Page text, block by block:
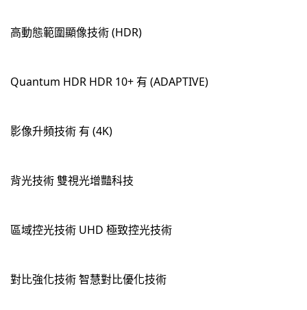
高動態範圍顯像技術 (HDR)
Quantum HDR HDR 10+ 有 (ADAPTIVE)
影像升頻技術 有 (4K)
背光技術 雙視光增豔科技
區域控光技術 UHD 極致控光技術
對比強化技術 智慧對比優化技術